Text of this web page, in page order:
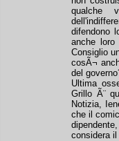
difendono
anche
Consiglio
cosÃ¬
del
Ultima
Grillo Ã¨
Notizia,
che il
considera il